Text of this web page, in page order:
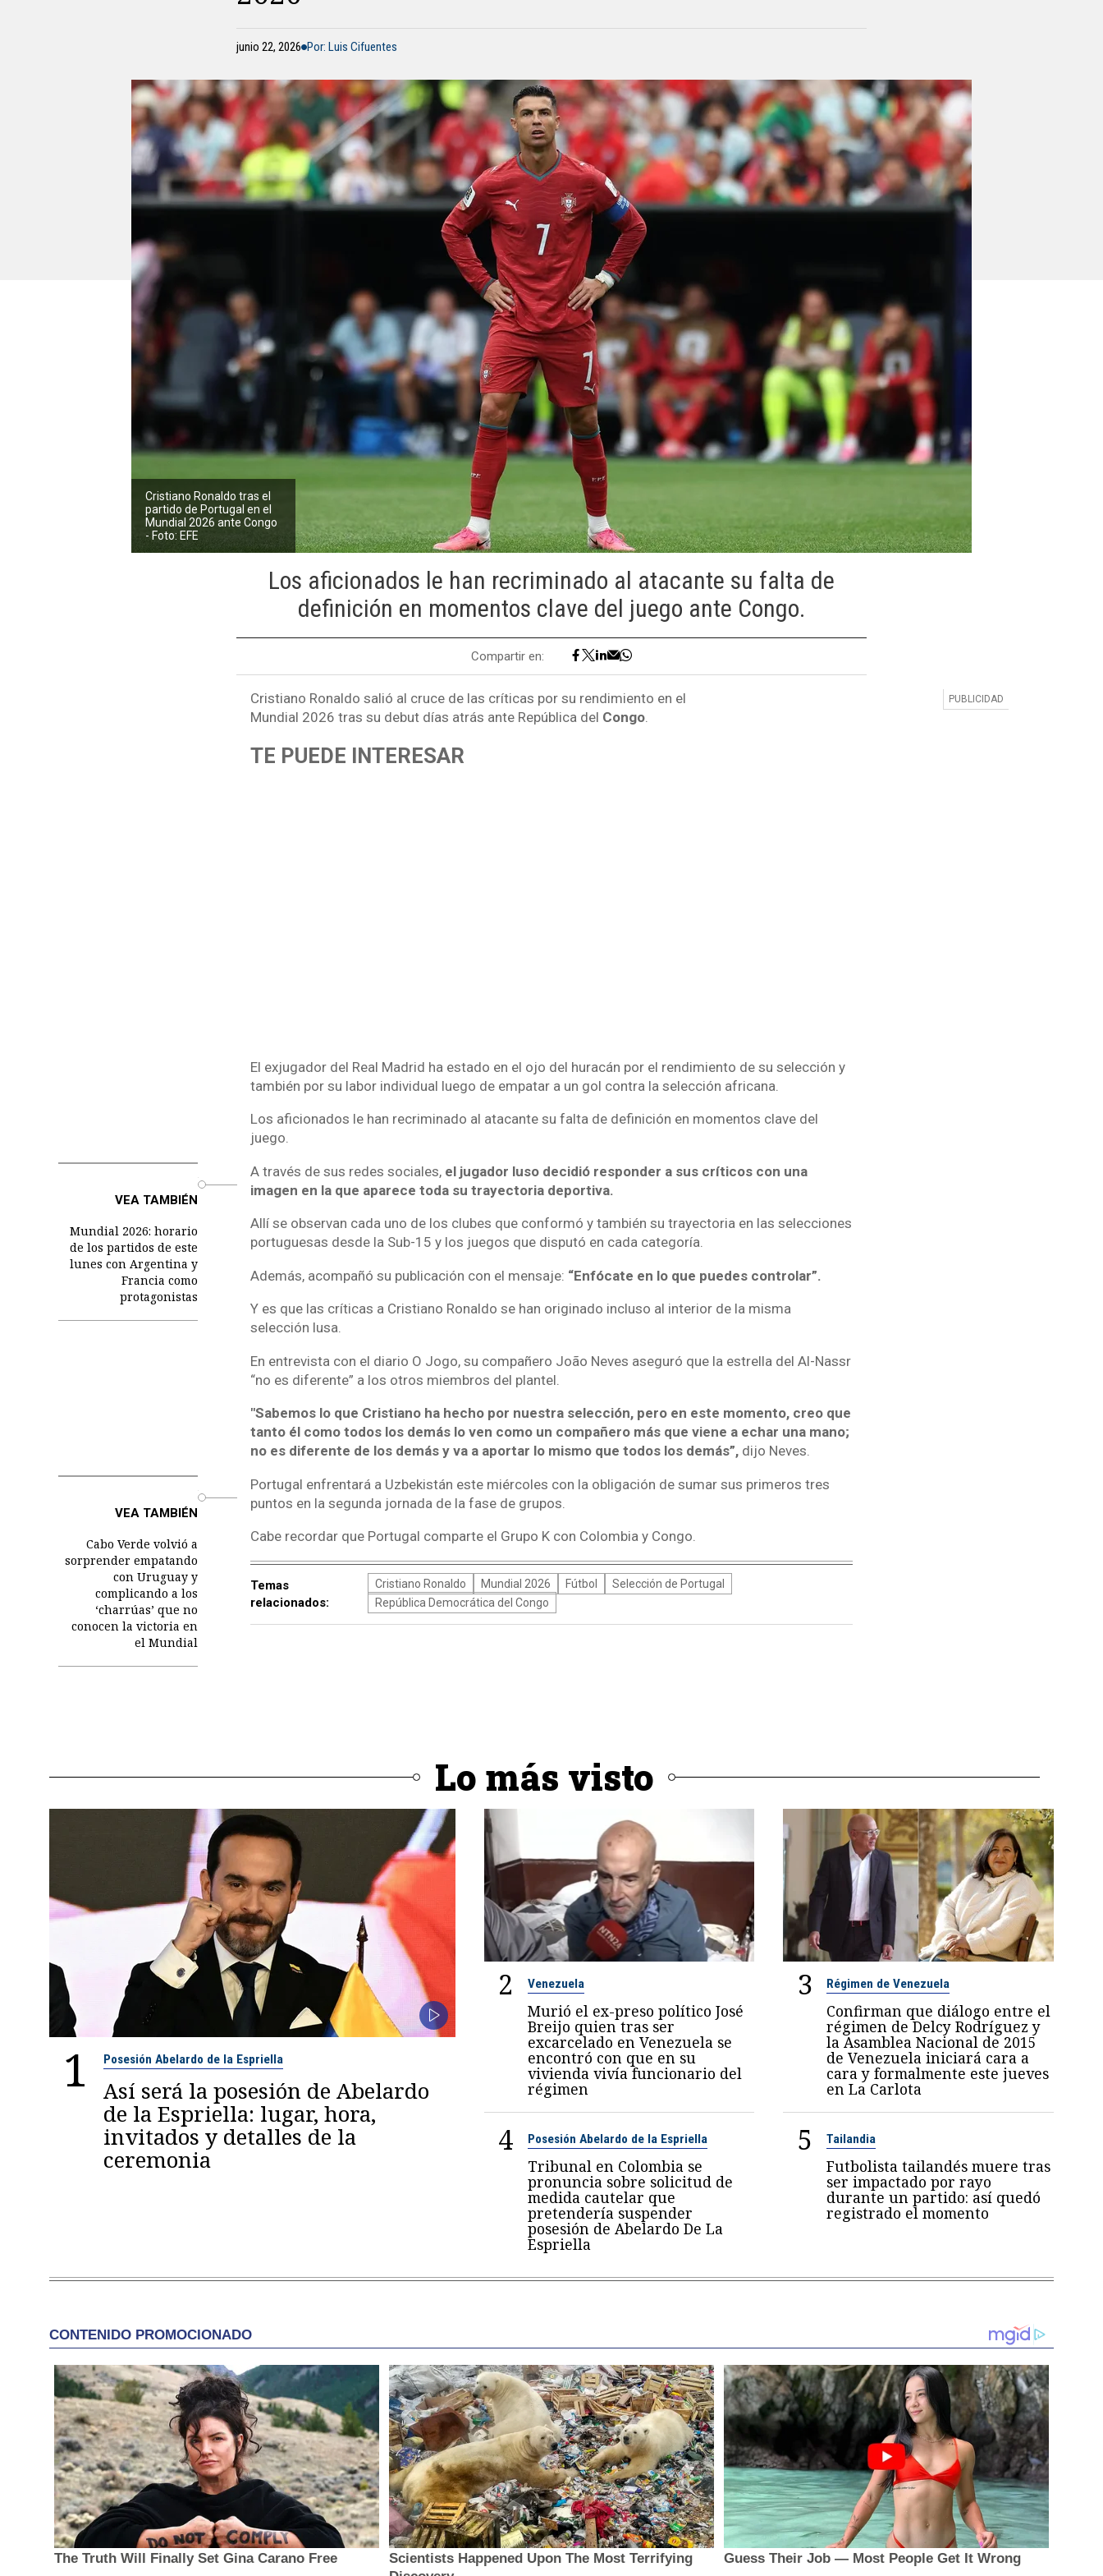
junio 22, 2026 Por: Luis Cifuentes
Cristiano Ronaldo tras el
partido de Portugal en el
Mundial 2026 ante Congo
- Foto: EFE
Los aficionados le han recriminado al atacante su falta de
definición en momentos clave del juego ante Congo.
Compartir en:
Cristiano Ronaldo salió al cruce de las críticas por su rendimiento en el
Mundial 2026 tras su debut días atrás ante República del Congo.
TE PUEDE INTERESAR
El exjugador del Real Madrid ha estado en el ojo del huracán por el rendimiento de su selección y
también por su labor individual luego de empatar a un gol contra la selección africana.
Los aficionados le han recriminado al atacante su falta de definición en momentos clave del
juego.
VEA TAMBIÉN
Mundial 2026: horario
de los partidos de este
lunes con Argentina y
Francia como
protagonistas
A través de sus redes sociales, el jugador luso decidió responder a sus críticos con una
imagen en la que aparece toda su trayectoria deportiva.
Allí se observan cada uno de los clubes que conformó y también su trayectoria en las selecciones
portuguesas desde la Sub-15 y los juegos que disputó en cada categoría.
Además, acompañó su publicación con el mensaje: “Enfócate en lo que puedes controlar”.
Y es que las críticas a Cristiano Ronaldo se han originado incluso al interior de la misma
selección lusa.
En entrevista con el diario O Jogo, su compañero João Neves aseguró que la estrella del Al-Nassr
“no es diferente” a los otros miembros del plantel.
"Sabemos lo que Cristiano ha hecho por nuestra selección, pero en este momento, creo que
tanto él como todos los demás lo ven como un compañero más que viene a echar una mano;
no es diferente de los demás y va a aportar lo mismo que todos los demás”,dijo Neves.
VEA TAMBIÉN
Cabo Verde volvió a
sorprender empatando
con Uruguay y
complicando a los
‘charrúas’ que no
conocen la victoria en
el Mundial
Portugal enfrentará a Uzbekistán este miércoles con la obligación de sumar sus primeros tres
puntos en la segunda jornada de la fase de grupos.
Cabe recordar que Portugal comparte el Grupo K con Colombia y Congo.
Temas
relacionados:
Cristiano Ronaldo Mundial 2026 Fútbol
Selección de Portugal
República Democrática del Congo
Lo más visto
1 Posesión Abelardo de la Espriella
Así será la posesión de Abelardo
de la Espriella: lugar, hora,
invitados y detalles de la
ceremonia
2 Venezuela
Murió el ex-preso político José
Breijo quien tras ser
excarcelado en Venezuela se
encontró con que en su
vivienda vivía funcionario del
régimen
3 Régimen de Venezuela
Confirman que diálogo entre el
régimen de Delcy Rodríguez y
la Asamblea Nacional de 2015
de Venezuela iniciará cara a
cara y formalmente este jueves
en La Carlota
4 Posesión Abelardo de la Espriella
Tribunal en Colombia se
pronuncia sobre solicitud de
medida cautelar que
pretendería suspender
posesión de Abelardo De La
Espriella
5 Tailandia
Futbolista tailandés muere tras
ser impactado por rayo
durante un partido: así quedó
registrado el momento